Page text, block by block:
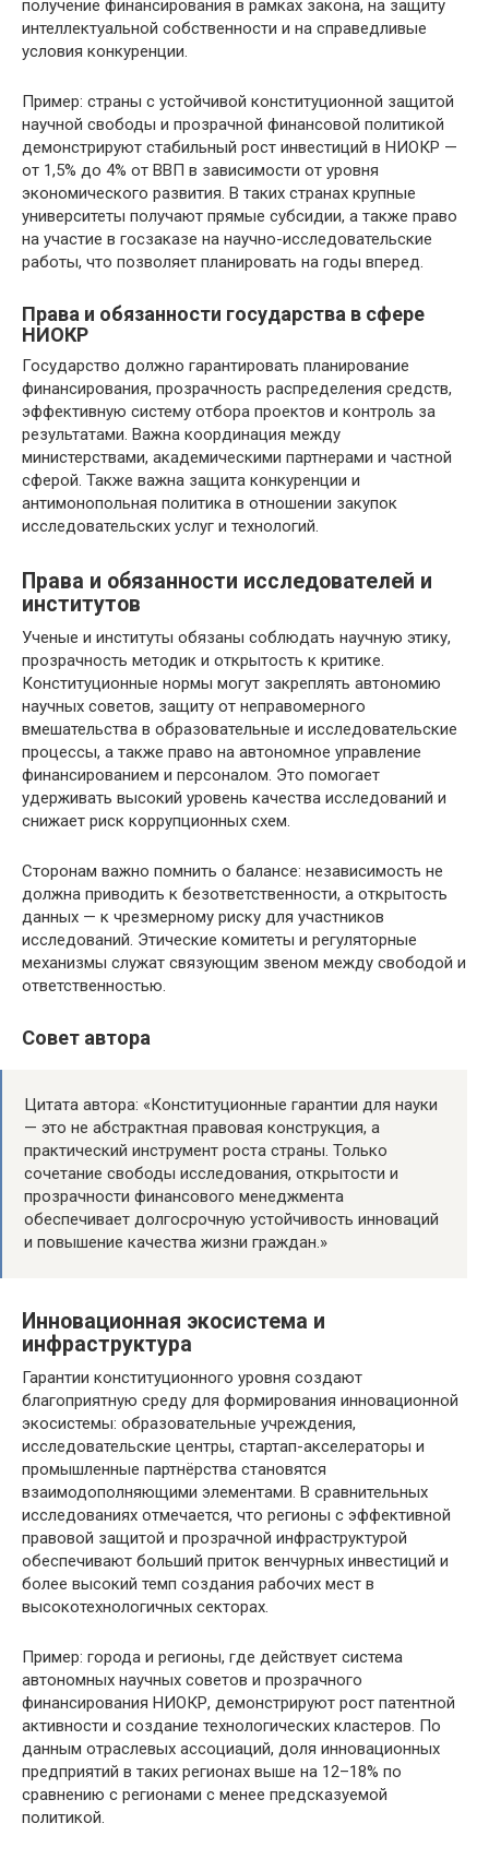
получение финансирования в рамках закона, на защиту
интеллектуальной собственности и на справедливые
условия конкуренции.
Пример: страны с устойчивой конституционной защитой
научной свободы и прозрачной финансовой политикой
демонстрируют стабильный рост инвестиций в НИОКР —
от 1,5% до 4% от ВВП в зависимости от уровня
экономического развития. В таких странах крупные
университеты получают прямые субсидии, а также право
на участие в госзаказе на научно-исследовательские
работы, что позволяет планировать на годы вперед.
Права и обязанности государства в сфере
НИОКР
Государство должно гарантировать планирование
финансирования, прозрачность распределения средств,
эффективную систему отбора проектов и контроль за
результатами. Важна координация между
министерствами, академическими партнерами и частной
сферой. Также важна защита конкуренции и
антимонопольная политика в отношении закупок
исследовательских услуг и технологий.
Права и обязанности исследователей и
институтов
Ученые и институты обязаны соблюдать научную этику,
прозрачность методик и открытость к критике.
Конституционные нормы могут закреплять автономию
научных советов, защиту от неправомерного
вмешательства в образовательные и исследовательские
процессы, а также право на автономное управление
финансированием и персоналом. Это помогает
удерживать высокий уровень качества исследований и
снижает риск коррупционных схем.
Сторонам важно помнить о балансе: независимость не
должна приводить к безответственности, а открытость
данных — к чрезмерному риску для участников
исследований. Этические комитеты и регуляторные
механизмы служат связующим звеном между свободой и
ответственностью.
Совет автора
Цитата автора: «Конституционные гарантии для науки
— это не абстрактная правовая конструкция, а
практический инструмент роста страны. Только
сочетание свободы исследования, открытости и
прозрачности финансового менеджмента
обеспечивает долгосрочную устойчивость инноваций
и повышение качества жизни граждан.»
Инновационная экосистема и
инфраструктура
Гарантии конституционного уровня создают
благоприятную среду для формирования инновационной
экосистемы: образовательные учреждения,
исследовательские центры, стартап-акселераторы и
промышленные партнёрства становятся
взаимодополняющими элементами. В сравнительных
исследованиях отмечается, что регионы с эффективной
правовой защитой и прозрачной инфраструктурой
обеспечивают больший приток венчурных инвестиций и
более высокий темп создания рабочих мест в
высокотехнологичных секторах.
Пример: города и регионы, где действует система
автономных научных советов и прозрачного
финансирования НИОКР, демонстрируют рост патентной
активности и создание технологических кластеров. По
данным отраслевых ассоциаций, доля инновационных
предприятий в таких регионах выше на 12–18% по
сравнению с регионами с менее предсказуемой
политикой.